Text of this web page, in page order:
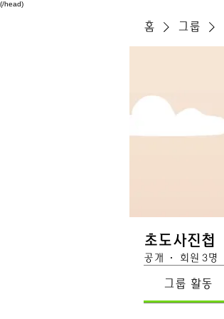
(/head)
홈 그룹
초도사진첩
공개 · 회원 3명
그룹 활동